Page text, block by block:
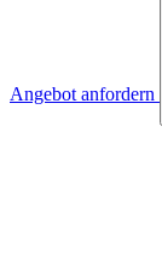
Angebot anfordern